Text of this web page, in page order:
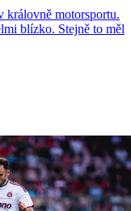
královně motorsportu.
blízko. Stejně to měl